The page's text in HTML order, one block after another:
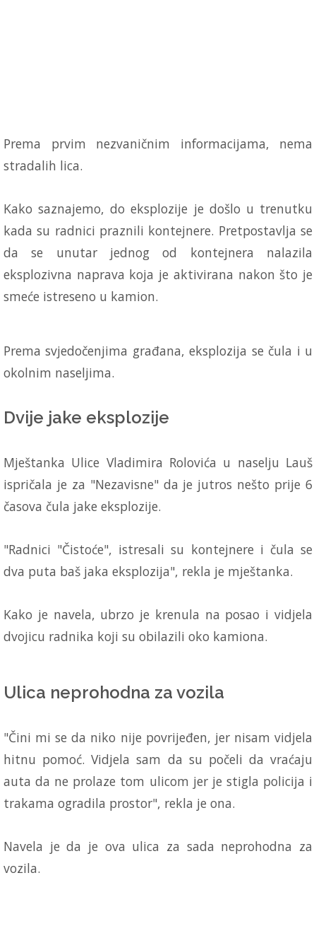
Prema prvim nezvaničnim informacijama, nema
stradalih lica.
Kako saznajemo, do eksplozije je došlo u trenutku
kada su radnici praznili kontejnere. Pretpostavlja se
da se unutar jednog od kontejnera nalazila
eksplozivna naprava koja je aktivirana nakon što je
smeće istreseno u kamion.
Prema svjedočenjima građana, eksplozija se čula i u
okolnim naseljima.
Dvije jake eksplozije
Mještanka Ulice Vladimira Rolovića u naselju Lauš
ispričala je za "Nezavisne" da je jutros nešto prije 6
časova čula jake eksplozije.
"Radnici "Čistoće", istresali su kontejnere i čula se
dva puta baš jaka eksplozija", rekla je mještanka.
Kako je navela, ubrzo je krenula na posao i vidjela
dvojicu radnika koji su obilazili oko kamiona.
Ulica neprohodna za vozila
"Čini mi se da niko nije povrijeđen, jer nisam vidjela
hitnu pomoć. Vidjela sam da su počeli da vraćaju
auta da ne prolaze tom ulicom jer je stigla policija i
trakama ogradila prostor", rekla je ona.
Navela je da je ova ulica za sada neprohodna za
vozila.